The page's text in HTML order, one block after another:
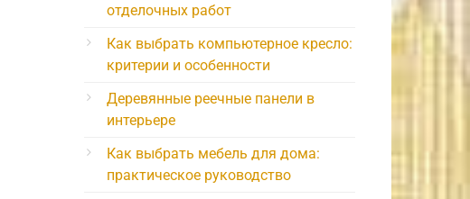
отделочных работ
Как выбрать компьютерное кресло:
критерии и особенности
Деревянные реечные панели в
интерьере
Как выбрать мебель для дома:
практическое руководство